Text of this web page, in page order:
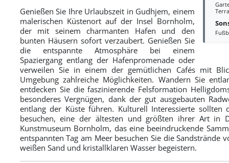
Genießen Sie Ihre Urlaubszeit in Gudhjem, einem
malerischen Küstenort auf der Insel Bornholm,
der mit seinem charmanten Hafen und den
bunten Häusern sofort verzaubert. Genießen Sie
die entspannte Atmosphäre bei einem
Spaziergang entlang der Hafenpromenade oder
verweilen Sie in einem der gemütlichen Cafés mit
Umgebung zahlreiche Möglichkeiten. Wandern Sie
entdecken Sie die faszinierende Felsformation
besonderes Vergnügen, dank der gut ausgebauten
entlang der Küste führen. Kulturell Interessierte sollten
besuchen, eine der ältesten und größten ihrer Art in
Kunstmuseum Bornholm, das eine beeindruckende
entspannten Tag am Meer besuchen Sie die
weißen Sand und kristallklaren Wasser begeistern.